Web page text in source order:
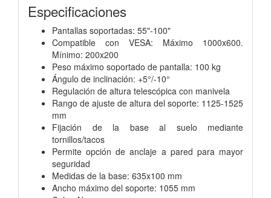
Especificaciones
Pantallas soportadas: 55"-100"
Compatible con VESA: Máximo 1000x600.
Mínimo: 200x200
Peso máximo soportado de pantalla: 100 kg
Ángulo de inclinación: +5°/-10°
Regulación de altura telescópica con manivela
Rango de ajuste de altura del soporte: 1125-1525
mm
Fijación de la base al suelo mediante
tornillos/tacos
Permite opción de anclaje a pared para mayor
seguridad
Medidas de la base: 635x100 mm
Ancho máximo del soporte: 1055 mm